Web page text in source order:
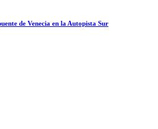
de Venecia en la Autopista Sur